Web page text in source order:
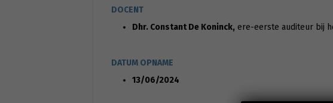
DOCENT
Dhr. Constant De Koninck,ere-eerste auditeur bij
DATUM OPNAME
13/06/2024